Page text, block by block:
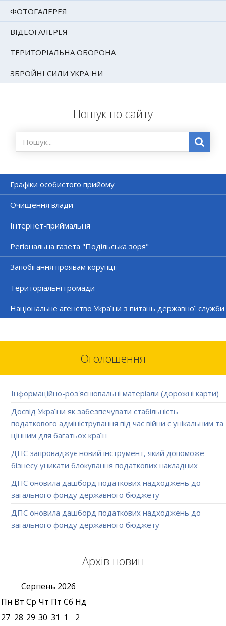
ФОТОГАЛЕРЕЯ
ВІДЕОГАЛЕРЕЯ
ТЕРИТОРІАЛЬНА ОБОРОНА
ЗБРОЙНІ СИЛИ УКРАЇНИ
Пошук по сайту
Графіки особистого прийому
Очищення влади
Інтернет-приймальня
Регіональна газета "Подільська зоря"
Запобігання проявам корупції
Територіальні громади
Національне агенство України з питань державної служби
Оголошення
Інформаційно-роз'яснювальні матеріали (дорожні карти)
Досвід України як забезпечувати стабільність
податкового адміністрування під час війни є унікальним та
цінним для багатьох країн
ДПС запроваджує новий інструмент, який допоможе
бізнесу уникати блокування податкових накладних
ДПС оновила дашборд податкових надходжень до
загального фонду державного бюджету
ДПС оновила дашборд податкових надходжень до
загального фонду державного бюджету
Архів новин
Серпень 2026
Пн Вт Ср Чт Пт Сб Нд
27 28 29 30 31 1
2